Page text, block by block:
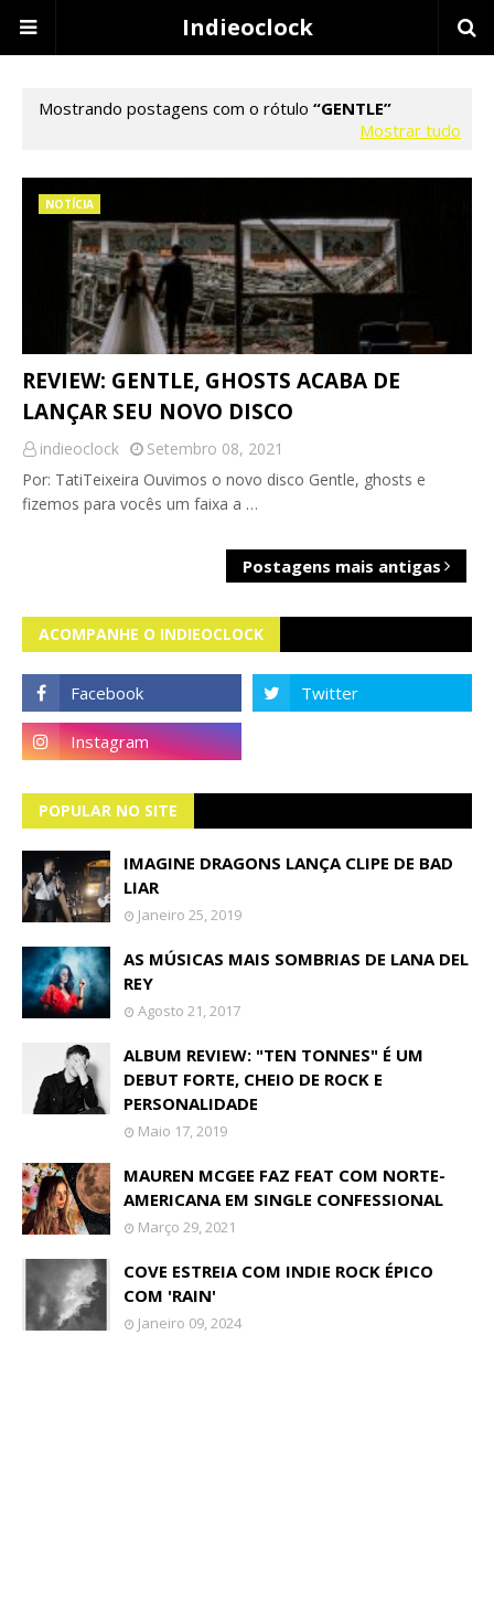
Indieoclock
Mostrando postagens com o rótulo
GENTLE
Mostrar tudo
NOTÍCIA
REVIEW: GENTLE, GHOSTS ACABA DE
LANÇAR SEU NOVO DISCO
indieoclock
Setembro 08, 2021
Por: TatiTeixeira Ouvimos o novo disco Gentle, ghosts e
fizemos para vocês um faixa a …
Postagens mais antigas
ACOMPANHE O INDIEOCLOCK
POPULAR NO SITE
IMAGINE DRAGONS LANÇA CLIPE DE BAD
LIAR
Janeiro 25, 2019
AS MÚSICAS MAIS SOMBRIAS DE LANA DEL
REY
Agosto 21, 2017
ALBUM REVIEW: "TEN TONNES" É UM
DEBUT FORTE, CHEIO DE ROCK E
PERSONALIDADE
Maio 17, 2019
MAUREN MCGEE FAZ FEAT COM NORTE-
AMERICANA EM SINGLE CONFESSIONAL
Março 29, 2021
COVE ESTREIA COM INDIE ROCK ÉPICO
COM 'RAIN'
Janeiro 09, 2024